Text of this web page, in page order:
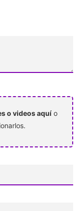
o videos aquí o